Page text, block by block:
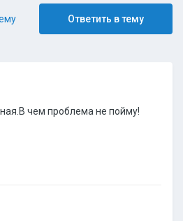
Ответить в тему
чем проблема не пойму!